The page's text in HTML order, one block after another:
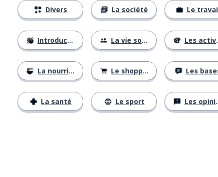
Divers
Introductions
La nourriture
La santé
La société
La vie sociale
Le shopping
Le sport
Le
Les activités
Les
Les opinions